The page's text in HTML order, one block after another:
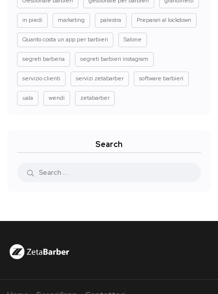
in piedi marketing palestra Preparari al lockdown
Quanto costa un app per barbieri Salone
segreti barberia segreti barbieri instagram
servizio clienti servizi zetabarber software barbieri
uala wendi zetabarber
Search